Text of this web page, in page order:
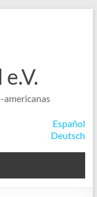
americanas
Español
Deutsch